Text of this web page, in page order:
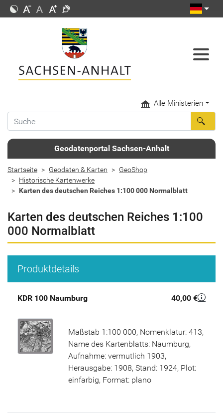
Alle Ministerien
Geodatenportal Sachsen-Anhalt
Startseite Geodaten & Karten
GeoShop
Historische Kartenwerke
Karten des deutschen Reiches 1:100 000 Normalblatt
Karten des deutschen Reiches 1:100
000 Normalblatt
Produktdetails
KDR 100 Naumburg 40,00 €
Maßstab 1:100 000, Nomenklatur: 413,
Name des Kartenblatts: Naumburg,
Aufnahme: vermutlich 1903,
Herausgabe: 1908, Stand: 1924, Plot:
einfarbig, Format: plano